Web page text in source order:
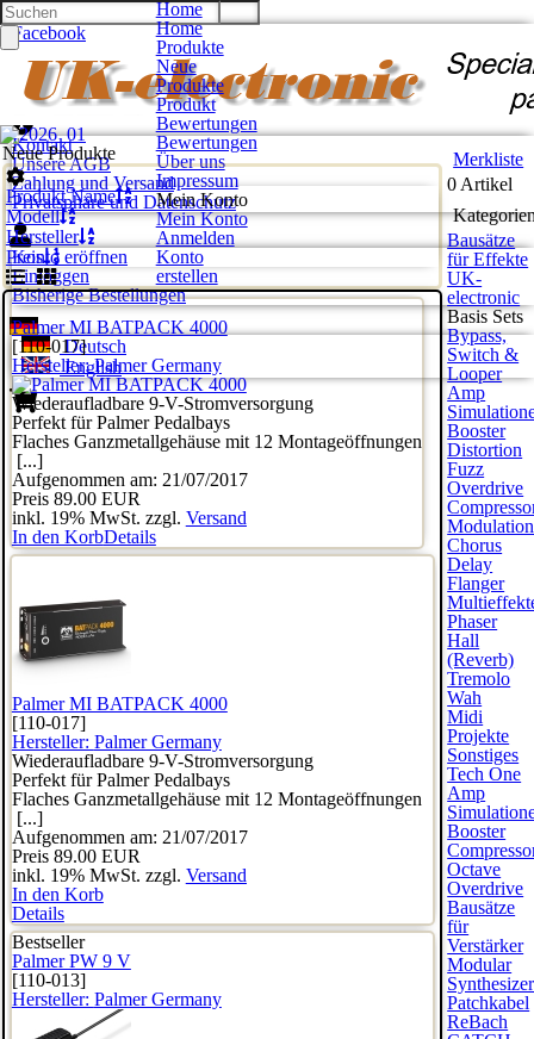
Facebook
Twitter
Google +
Pinterest
Kontakt
Unsere AGB
Zahlung und Versand
Privatsphäre und Datenschutz
Konto eröffnen
Einloggen
Bisherige Bestellungen
Deutsch
English
Home
Home
Produkte
Neue
Produkte
Produkt
Bewertungen
Bewertungen
Über uns
Impressum
Mein Konto
Mein Konto
Anmelden
Konto
erstellen
Neue Produkte
Produkt Name
Modell
Hersteller
Preis
Palmer MI BATPACK 4000
[110-017]
Hersteller:Palmer Germany
Wiederaufladbare 9-V-Stromversorgung
Perfekt für Palmer Pedalbays
Flaches Ganzmetallgehäuse mit 12 Montageöffnungen
[...]
Aufgenommen am: 21/07/2017
Preis 89.00 EUR
inkl. 19% MwSt. zzgl. Versand
In den KorbDetails
Palmer MI BATPACK 4000
[110-017]
Hersteller: Palmer Germany
Wiederaufladbare 9-V-Stromversorgung
Perfekt für Palmer Pedalbays
Flaches Ganzmetallgehäuse mit 12 Montageöffnungen
[...]
Aufgenommen am: 21/07/2017
Preis 89.00 EUR
inkl. 19% MwSt. zzgl. Versand
In den Korb
Details
Bestseller
Palmer PW 9 V
[110-013]
Hersteller: Palmer Germany
Merkliste
0 Artikel
Bausätze
für Effekte
UK-
electronic
Basis Sets
Bypass,
Switch &
Looper
Amp
Booster
Distortion
Fuzz
Overdrive
Modulation
Chorus
Delay
Flanger
Phaser
Hall
(Reverb)
Tremolo
Wah
Midi
Projekte
Sonstiges
Tech One
Amp
Booster
Octave
Overdrive
Bausätze
für
Verstärker
Modular
Synthesizer
Patchkabel
ReBach